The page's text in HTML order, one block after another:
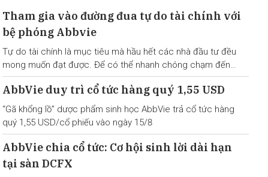
Tham gia vào đường đua tự do tài chính với
bệ phóng Abbvie
Tự do tài chính là mục tiêu mà hầu hết các nhà đầu tư đều
mong muốn đạt được. Để có thể nhanh chóng chạm đến
vạch đích này, lựa chọn mã cổ phiếu vượt trội trên thị trường
và có tiềm năng sinh trưởng tốt
AbbVie duy trì cổ tức hàng quý 1,55 USD
“Gã khổng lồ” dược phẩm sinh học AbbVie trả cổ tức hàng
quý 1,55 USD/cổ phiếu vào ngày 15/8
AbbVie chia cổ tức: Cơ hội sinh lời dài hạn
tại sàn DCFX